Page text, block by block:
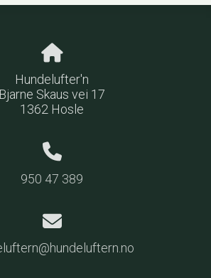
Hundelufter'n
Bjarne Skaus vei 17
1362 Hosle
950 47 389